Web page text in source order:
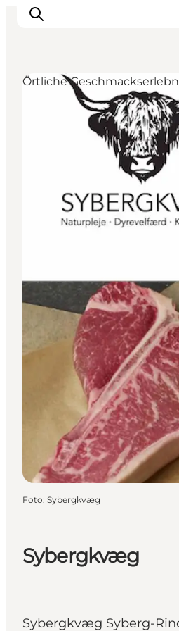
Sehenswürdigkeiten
Aktivitäten
Essen und trinken
Reiseplanung
Veranstaltungen
Sybergkvæg
Sybergkvæg Syberg-
Örtliche
Foto: Sybergkvæg